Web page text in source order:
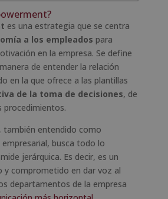
es una estrategia que se centra
a los empleados para
en la empresa. Se define
de entender la relación
en la que ofrece a las plantillas
de la toma de decisiones, de
procedimientos.
también entendido como
busca todo lo
jerárquica. Es decir, es un
y comprometido en dar voz al
departamentos de la empresa